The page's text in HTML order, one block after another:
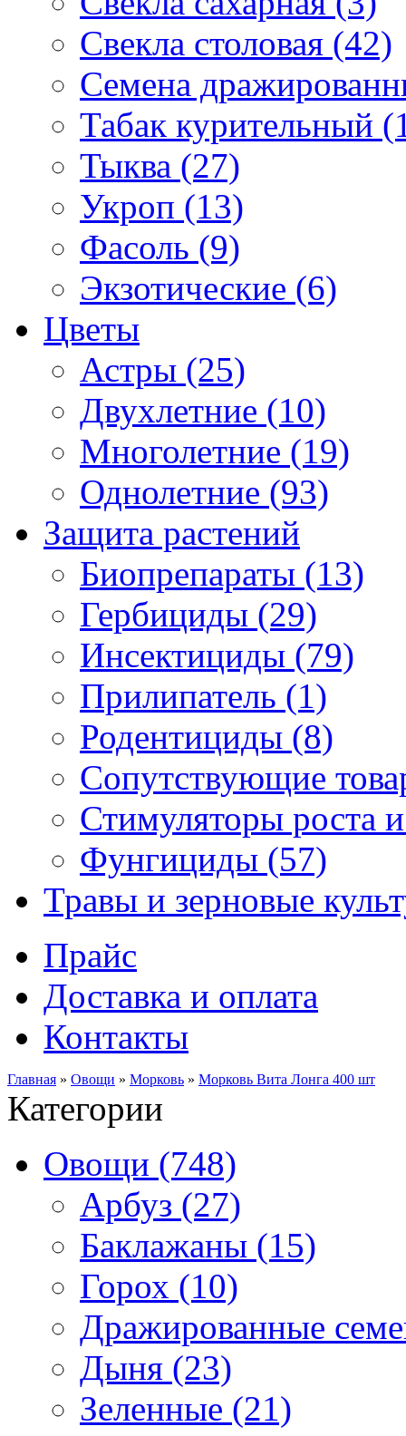
Свекла столовая (42)
Семена
Табак курительный
Тыква (27)
Укроп (13)
Фасоль (9)
Экзотические (6)
Цветы
Астры (25)
Двухлетние (10)
Многолетние (19)
Однолетние (93)
Защита растений
Биопрепараты (13)
Гербициды (29)
Инсектициды (79)
Прилипатель (1)
Родентициды (8)
Сопутствующие
Стимуляторы роста
Фунгициды (57)
Травы и зерновые
Прайс
Доставка и оплата
Контакты
Главная » Овощи » Морковь » Морковь Вита Лонга 400 шт
Категории
Овощи (748)
Арбуз (27)
Баклажаны (15)
Горох (10)
Дражированные
Дыня (23)
Зеленные (21)